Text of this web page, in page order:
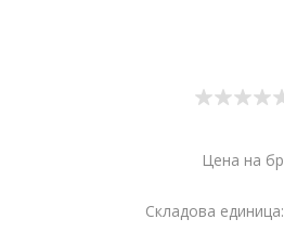
Цена на бр
Складова единица: